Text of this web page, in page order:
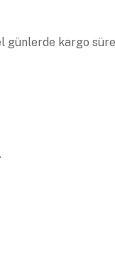
günlerde kargo